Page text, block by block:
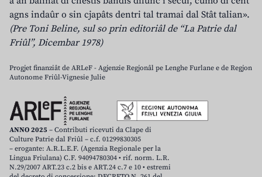
agns indaûr o sin cjapâts dentri tal tramai dal Stât talian».
(Pre Toni Beline, sul so prin editoriâl de “La Patrie dal
Friûl”, Dicembar 1978)
Progjet finanziât de ARLeF - Agjenzie Regjonâl pe Lenghe Furlane e de Regjon
Autonome Friûl-Vignesie Julie
ANNO 2025 – Contributi ricevuti da Clape di
Culture Patrie dal Friûl – c.f. 01299830305
– erogante: A.R.L.E.F. (Agenzia Regionale per la
Lingua Friulana) C.F. 94094780304 • rif. norm. L.R.
N.29/2007 ART.23 c.2 bis e ART.24 c.7 e 10 • estremi